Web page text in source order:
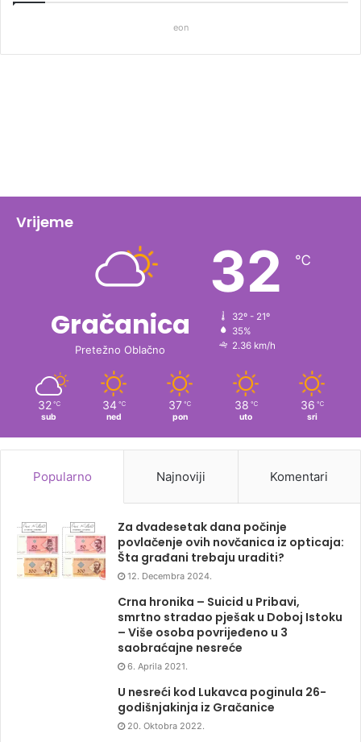
eon
Vrijeme
Gračanica
Pretežno Oblačno
32 ℃
32º - 21º
35%
2.36 km/h
32 ℃
sub
34 ℃
ned
37 ℃
pon
38 ℃
uto
36 ℃
sri
Popularno Najnoviji Komentari
Za dvadesetak dana počinje
povlačenje ovih novčanica iz opticaja:
Šta građani trebaju uraditi?
12. Decembra 2024.
Crna hronika – Suicid u Pribavi,
smrtno stradao pješak u Doboj Istoku
– Više osoba povrijeđeno u 3
saobraćajne nesreće
6. Aprila 2021.
U nesreći kod Lukavca poginula 26-
godišnjakinja iz Gračanice
20. Oktobra 2022.